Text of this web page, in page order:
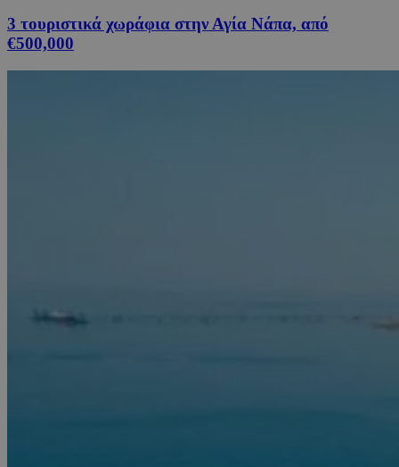
3 τουριστικά χωράφια στην Αγία Νάπα, από
€500,000